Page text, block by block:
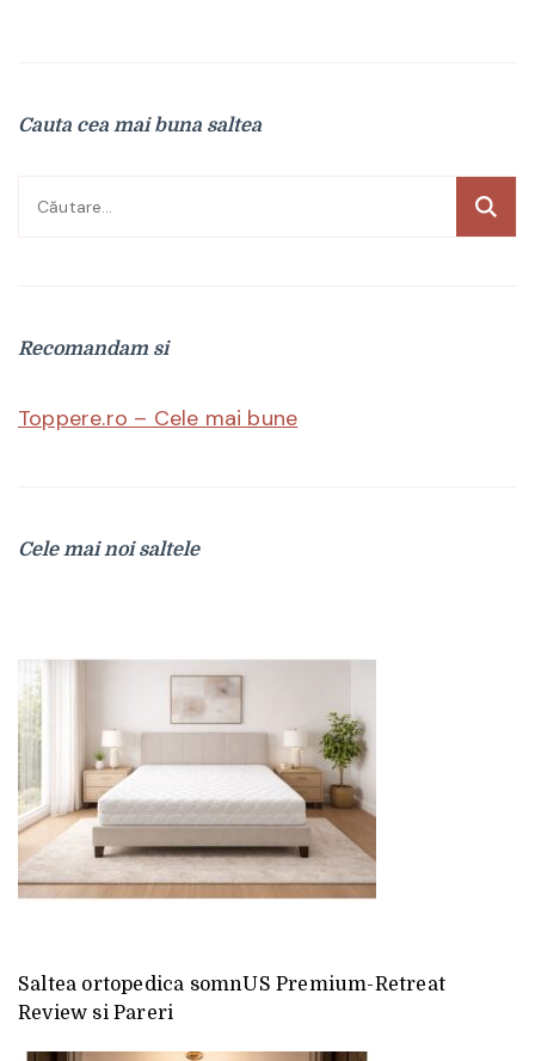
Cauta cea mai buna saltea
Caută
Recomandam si
Toppere.ro – Cele mai bune
Cele mai noi saltele
Saltea ortopedica somnUS Premium-Retreat
Review si Pareri